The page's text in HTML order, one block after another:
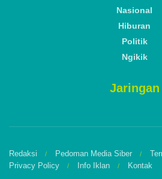
Nasional
Hiburan
Politik
Ngikik
Jaringan
Redaksi Pedoman Media Siber
Privacy Policy
Info Iklan Kontak